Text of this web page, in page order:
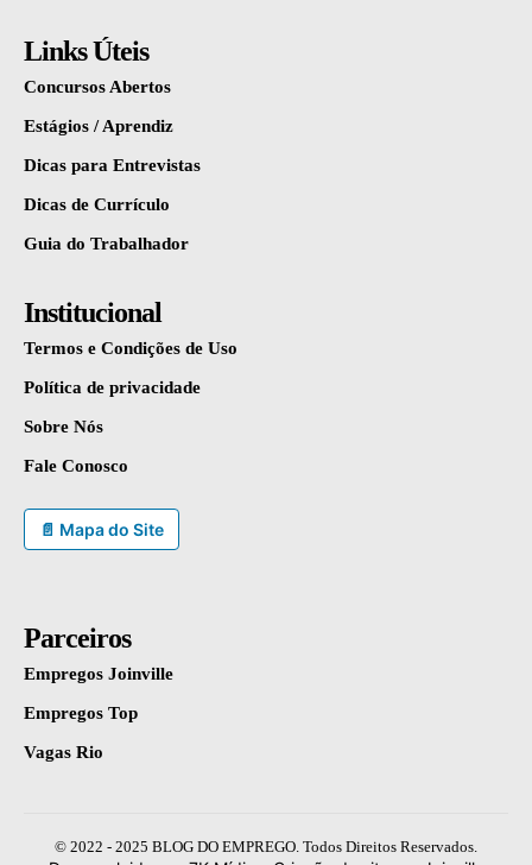
Links Úteis
Concursos Abertos
Estágios / Aprendiz
Dicas para Entrevistas
Dicas de Currículo
Guia do Trabalhador
Institucional
Termos e Condições de Uso
Política de privacidade
Sobre Nós
Fale Conosco
📄 Mapa do Site
Parceiros
Empregos Joinville
Empregos Top
Vagas Rio
© 2022 - 2025 BLOG DO EMPREGO. Todos Direitos Reservados.